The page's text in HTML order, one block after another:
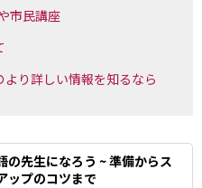
市民講座
より詳しい情報を知るなら
の先生になろう ~ 準備からス
ップのコツまで